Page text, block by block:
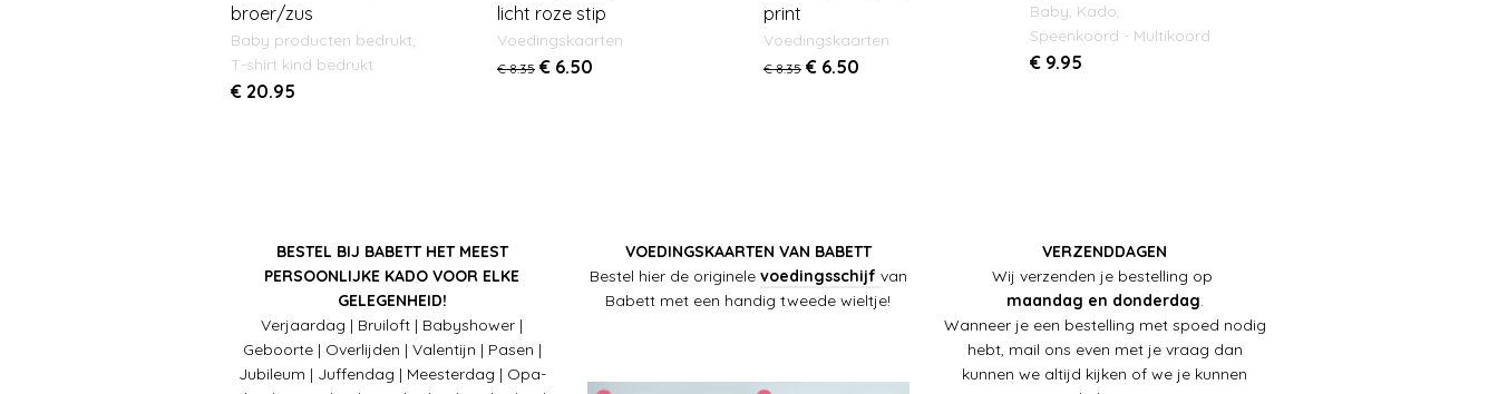
broer/zus
Baby producten bedrukt,
T-shirt kind bedrukt
€ 20.95
licht roze stip
Voedingskaarten
€8.35 € 6.50
print
Voedingskaarten
€8.35 € 6.50
Baby, Kado,
Speenkoord - Multikoord
€ 9.95
BESTEL BIJ BABETT HET MEEST
PERSOONLIJKE KADO VOOR ELKE
GELEGENHEID!
Verjaardag | Bruiloft | Babyshower |
Geboorte | Overlijden | Valentijn | Pasen |
Jubileum | Juffendag | Meesterdag | Opa-
VOEDINGSKAARTEN VAN BABETT
Bestel hier de originele voedingsschijf van
Babett met een handig tweede wieltje!
VERZENDDAGEN
Wij verzenden je bestelling op
maandag en donderdag.
Wanneer je een bestelling met spoed nodig
hebt, mail ons even met je vraag dan
kunnen we altijd kijken of we je kunnen